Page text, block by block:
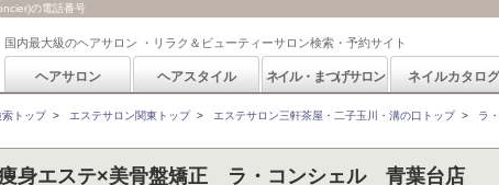
の電話番号
国内最大級のヘアサロン ・リラク＆ビューティーサロン検索・予約サイト
ヘアサロン ヘアスタイル ネイル・まつげサロン ネイルカタログ
索トップ> エステサロン関東トップ> エステサロン三軒茶屋・二子玉川・溝の口トップ> ラ
身エステ×美骨盤矯正 ラ・コンシェル 青葉台店